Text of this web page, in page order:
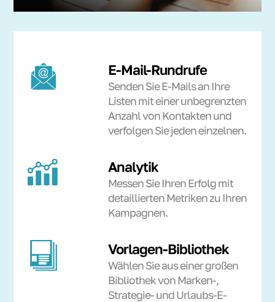
E-Mail-Rundrufe
Senden Sie E-Mails an Ihre
Listen mit einer unbegrenzten
Anzahl von Kontakten und
verfolgen Sie jeden einzelnen.
Analytik
Messen Sie Ihren Erfolg mit
detaillierten Metriken zu Ihren
Kampagnen.
Vorlagen-Bibliothek
Wählen Sie aus einer großen
Bibliothek von Marken-,
Strategie- und Urlaubs-E-